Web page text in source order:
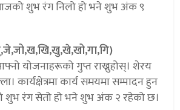
आजको शुभ रंग निलो हो भने शुभ अंक ९
योजनाहरूको गुप्त राख्नुहोस्। शेरय
कार्यक्षेत्रमा कार्य समयमा सम्पादन हुन
शुभ रंग सेतो हो भने शुभ अंक २ रहेको छ।